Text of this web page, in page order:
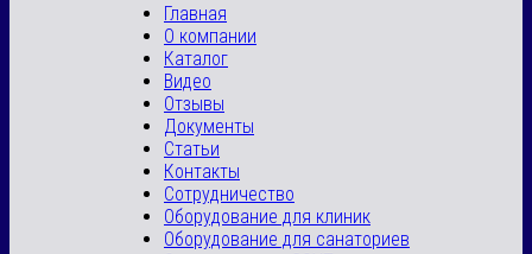
Главная
О компании
Каталог
Видео
Отзывы
Документы
Статьи
Контакты
Сотрудничество
Оборудование для клиник
Оборудование для санаториев